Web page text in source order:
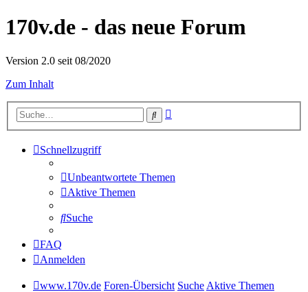
170v.de - das neue Forum
Version 2.0 seit 08/2020
Zum Inhalt
Suche
Schnellzugriff
Unbeantwortete Themen
Aktive Themen
Suche
FAQ
Anmelden
www.170v.de Foren-Übersicht SucheAktive Themen